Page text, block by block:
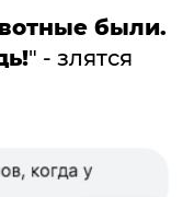
были.
" - злятся